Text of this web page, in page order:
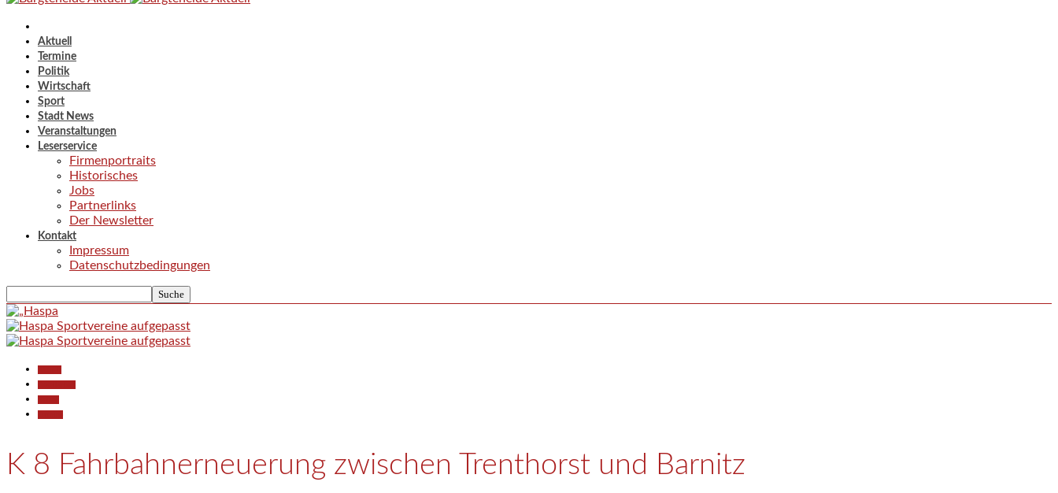
Aktuell
Termine
Politik
Wirtschaft
Sport
Stadt News
Veranstaltungen
Leserservice
Firmenportraits
Historisches
Jobs
Partnerlinks
Der Newsletter
Kontakt
Impressum
Datenschutzbedingungen
K 8 Fahrbahnerneuerung zwischen Trenthorst und Barnitz